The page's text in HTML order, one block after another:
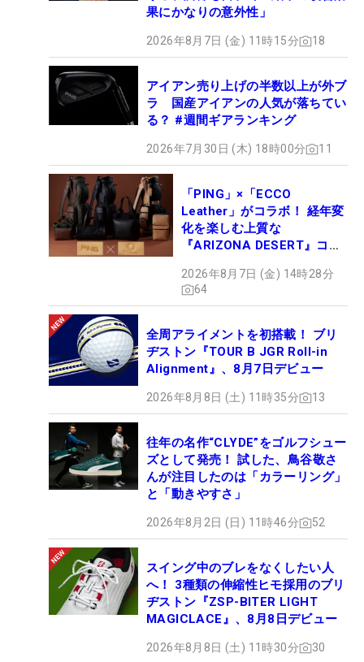
果にかなりの意外性」
2026年8月7日 (金) 11時15分 18
アイアン売り上げの半数以上が外ブ
ラ 国産アイアンの人気が落ちてい
る？ #週間ギアランキング
2026年7月30日 (木) 18時00分 11
「PING」×「ECCO
Leather」がコラボ！ 経年変
化を楽しむ上質な
『ARIZONA DESERT』コレ
ュー
2026年8月7日 (金) 14時28分
64
全周アライメントを初搭載！ ブリ
ヂストン『TOUR B JGR Roll-in
Alignment』、8月7日デビュー
2026年8月8日 (土) 11時35分 13
往年の名作“CLYDE”をゴルフシュー
ズとして発売！ 試した、鳥谷敬さ
んが注目したのは「カラーリング」
と「動きやすさ」
2026年8月2日 (日) 11時46分 52
スイング中のブレをなくしたい人
へ！ 3種類の伸縮性ヒモ採用のブリ
ヂストン『ZSP-BITER LIGHT
MAGICLACE』、8月8日デビュー
2026年8月8日 (土) 11時30分 30